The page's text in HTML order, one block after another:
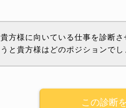
貴方様に向いている仕事を診断
うと貴方様はどのポジションでし
この診断